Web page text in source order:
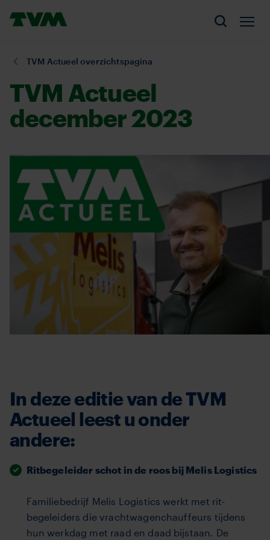
gaan
Zoeken
U
hier:
TVM Actueel overzichtspagina
TVM Actueel
december 2023
In deze editie van de TVM
Actueel leest u onder
andere:
Ritbegeleider schot in de roos bij Melis Logistics
Familiebedrijf Melis Logistics werkt met rit-
begeleiders die vrachtwagenchauffeurs tijdens
hun werkdag met raad en daad bijstaan. De